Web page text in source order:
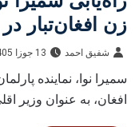
زن افغان‌تبار
شفيق احمد 13 جوزا 1405
سمیرا نوا، نماینده
افغان، به عنوان وزیر